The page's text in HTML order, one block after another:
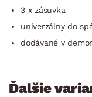
3 x zásuvka
univerzálny do
dodávané v
Ďalšie